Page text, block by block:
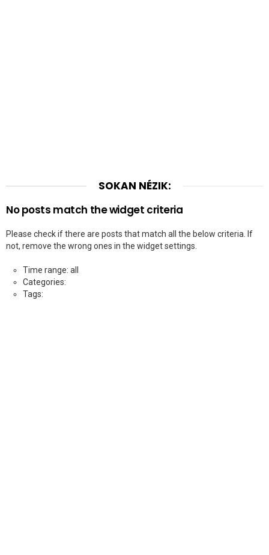
SOKAN NÉZIK:
No posts match the widget criteria
Please check if there are posts that match all the below criteria. If
not, remove the wrong ones in the widget settings.
Time range: all
Categories:
Tags: